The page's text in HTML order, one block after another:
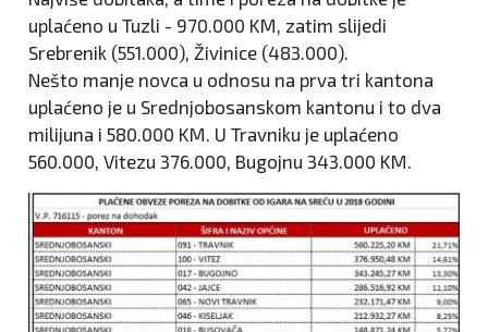
uplaćeno u Tuzli - 970.000 KM, zatim slijedi
Srebrenik (551.000), Živinice (483.000).
Nešto manje novca u odnosu na prva tri kantona
uplaćeno je u Srednjobosanskom kantonu i to dva
milijuna i 580.000 KM. U Travniku je uplaćeno
560.000, Vitezu 376.000, Bugojnu 343.000 KM.